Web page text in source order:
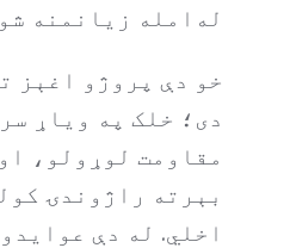
له‌امله زیانمنه
خو دې پروژو اغېز
دی؛ خلک په ویاړ
مقاومت لوړولو،
بېرته راژوندۍ
اخلي. له دې